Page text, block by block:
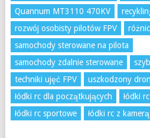
Quannum MT3110 470KV
rozwój osobisty pilotów FPV
samochody sterowane na pilota
samochody zdalnie sterowane
techniki ujęć FPV
uszkodzony
łódki rc dla początkujących
łódki
łódki rc sportowe
łódki rc z